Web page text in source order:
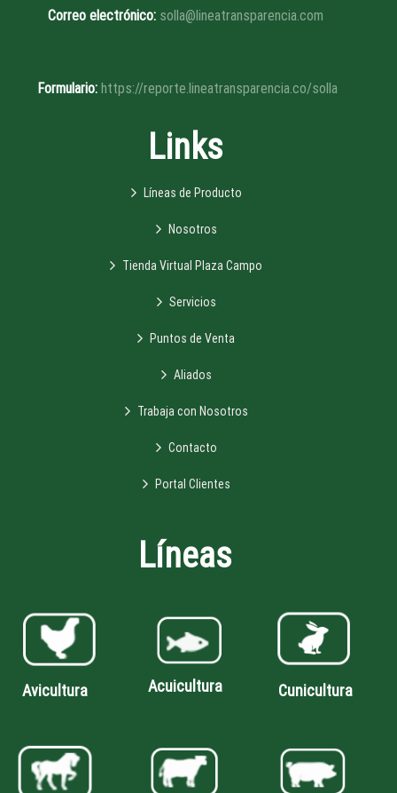
Correo electrónico: solla@lineatransparencia.com
Formulario: https://reporte.lineatransparencia.co/solla
Links
Líneas de Producto
Nosotros
Tienda Virtual Plaza Campo
Servicios
Puntos de Venta
Aliados
Trabaja con Nosotros
Contacto
Portal Clientes
Líneas
Avicultura Acuicultura Cunicultura